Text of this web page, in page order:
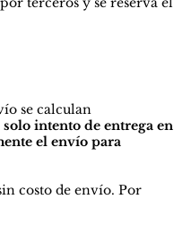
se calculan
intento de entrega en
el envío para
costo de envío. Por